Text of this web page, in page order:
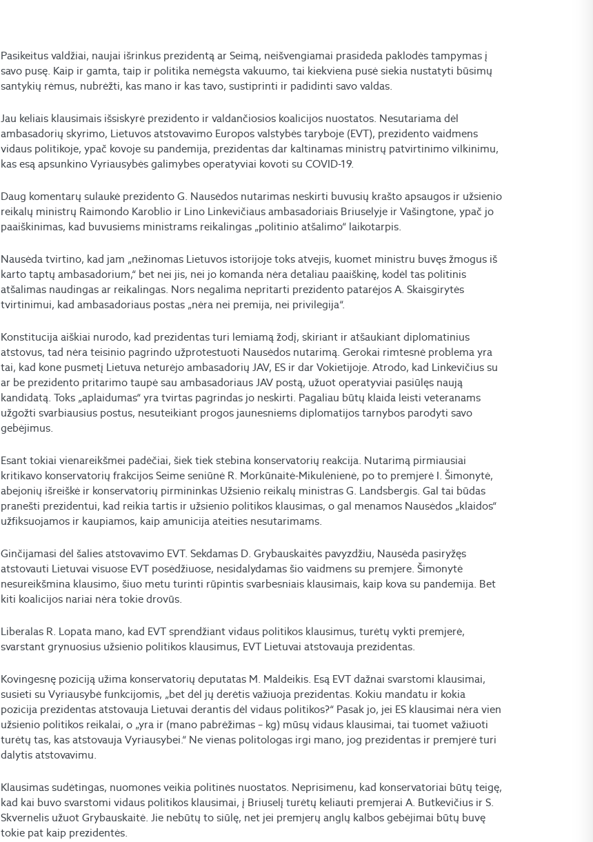
Pasikeitus valdžiai, naujai išrinkus prezidentą ar Seimą, neišvengiamai prasideda paklodės tampymas į
savo pusę. Kaip ir gamta, taip ir politika nemėgsta vakuumo, tai kiekviena pusė siekia nustatyti būsimų
santykių rėmus, nubrėžti, kas mano ir kas tavo, sustiprinti ir padidinti savo valdas.
Jau keliais klausimais išsiskyrė prezidento ir valdančiosios koalicijos nuostatos. Nesutariama dėl
ambasadorių skyrimo, Lietuvos atstovavimo Europos valstybės taryboje (EVT), prezidento vaidmens
vidaus politikoje, ypač kovoje su pandemija, prezidentas dar kaltinamas ministrų patvirtinimo vilkinimu,
kas esą apsunkino Vyriausybės galimybes operatyviai kovoti su COVID-19.
Daug komentarų sulaukė prezidento G. Nausėdos nutarimas neskirti buvusių krašto apsaugos ir užsienio
reikalų ministrų Raimondo Karoblio ir Lino Linkevičiaus ambasadoriais Briuselyje ir Vašingtone, ypač jo
paaiškinimas, kad buvusiems ministrams reikalingas „politinio atšalimo“ laikotarpis.
Nausėda tvirtino, kad jam „nežinomas Lietuvos istorijoje toks atvejis, kuomet ministru buvęs žmogus iš
karto taptų ambasadorium,“ bet nei jis, nei jo komanda nėra detaliau paaiškinę, kodėl tas politinis
atšalimas naudingas ar reikalingas. Nors negalima nepritarti prezidento patarėjos A. Skaisgirytės
tvirtinimui, kad ambasadoriaus postas „nėra nei premija, nei privilegija“.
Konstitucija aiškiai nurodo, kad prezidentas turi lemiamą žodį, skiriant ir atšaukiant diplomatinius
atstovus, tad nėra teisinio pagrindo užprotestuoti Nausėdos nutarimą. Gerokai rimtesnė problema yra
tai, kad kone pusmetį Lietuva neturėjo ambasadorių JAV, ES ir dar Vokietijoje. Atrodo, kad Linkevičius su
ar be prezidento pritarimo taupė sau ambasadoriaus JAV postą, užuot operatyviai pasiūlęs naują
kandidatą. Toks „aplaidumas“ yra tvirtas pagrindas jo neskirti. Pagaliau būtų klaida leisti veteranams
užgožti svarbiausius postus, nesuteikiant progos jaunesniems diplomatijos tarnybos parodyti savo
gebėjimus.
Esant tokiai vienareikšmei padėčiai, šiek tiek stebina konservatorių reakcija. Nutarimą pirmiausiai
kritikavo konservatorių frakcijos Seime seniūnė R. Morkūnaitė-Mikulėnienė, po to premjerė I. Šimonytė,
abejonių išreiškė ir konservatorių pirmininkas Užsienio reikalų ministras G. Landsbergis. Gal tai būdas
pranešti prezidentui, kad reikia tartis ir užsienio politikos klausimas, o gal menamos Nausėdos „klaidos“
užfiksuojamos ir kaupiamos, kaip amunicija ateities nesutarimams.
Ginčijamasi dėl šalies atstovavimo EVT. Sekdamas D. Grybauskaitės pavyzdžiu, Nausėda pasiryžęs
atstovauti Lietuvai visuose EVT posėdžiuose, nesidalydamas šio vaidmens su premjere. Šimonytė
nesureikšmina klausimo, šiuo metu turinti rūpintis svarbesniais klausimais, kaip kova su pandemija. Bet
kiti koalicijos nariai nėra tokie drovūs.
Liberalas R. Lopata mano, kad EVT sprendžiant vidaus politikos klausimus, turėtų vykti premjerė,
svarstant grynuosius užsienio politikos klausimus, EVT Lietuvai atstovauja prezidentas.
Kovingesnę poziciją užima konservatorių deputatas M. Maldeikis. Esą EVT dažnai svarstomi klausimai,
susieti su Vyriausybė funkcijomis, „bet dėl jų derėtis važiuoja prezidentas. Kokiu mandatu ir kokia
pozicija prezidentas atstovauja Lietuvai derantis dėl vidaus politikos?“ Pasak jo, jei ES klausimai nėra vien
užsienio politikos reikalai, o „yra ir (mano pabrėžimas – kg) mūsų vidaus klausimai, tai tuomet važiuoti
turėtų tas, kas atstovauja Vyriausybei.“ Ne vienas politologas irgi mano, jog prezidentas ir premjerė turi
dalytis atstovavimu.
Klausimas sudėtingas, nuomones veikia politinės nuostatos. Neprisimenu, kad konservatoriai būtų teigę,
kad kai buvo svarstomi vidaus politikos klausimai, į Briuselį turėtų keliauti premjerai A. Butkevičius ir S.
Skvernelis užuot Grybauskaitė. Jie nebūtų to siūlę, net jei premjerų anglų kalbos gebėjimai būtų buvę
tokie pat kaip prezidentės.